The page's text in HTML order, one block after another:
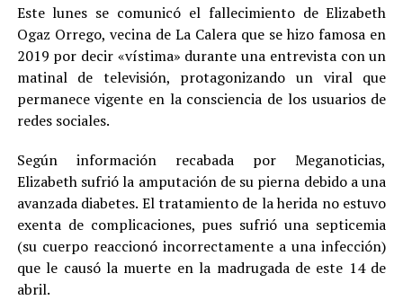
Este lunes se comunicó el fallecimiento de Elizabeth
Ogaz Orrego, vecina de La Calera que se hizo famosa en
2019 por decir «vístima» durante una entrevista con un
matinal de televisión, protagonizando un viral que
permanece vigente en la consciencia de los usuarios de
redes sociales.
Según información recabada por Meganoticias,
Elizabeth sufrió la amputación de su pierna debido a una
avanzada diabetes. El tratamiento de la herida no estuvo
exenta de complicaciones, pues sufrió una septicemia
(su cuerpo reaccionó incorrectamente a una infección)
que le causó la muerte en la madrugada de este 14 de
abril.